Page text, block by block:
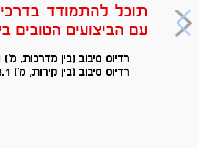
תוכל להתמודד
עם הביצועים הטובים
רדיוס סיבוב (בין מדרכות, מ') 6.1 | 6.5 | 7.4
רדיוס סיבוב (בין קירות, מ') 8.1 | 7.2 | 6.8 -1